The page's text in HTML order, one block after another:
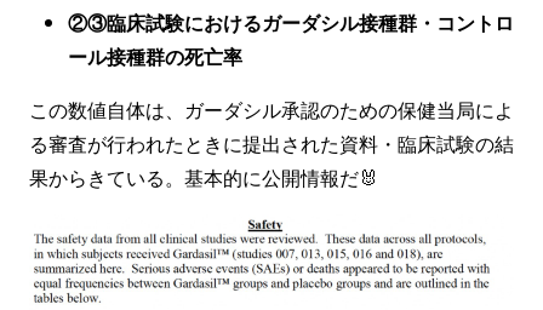
②③臨床試験におけるガーダシル接種群・コントロ
ール接種群の死亡率
この数値自体は、ガーダシル承認のための保健当局によ
る審査が行われたときに提出された資料・臨床試験の結
果からきている。基本的に公開情報だ🐰